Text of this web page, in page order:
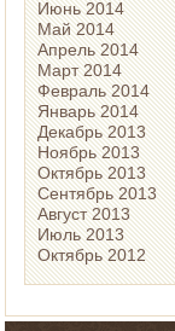
Июнь 2014
Май 2014
Апрель 2014
Март 2014
Февраль 2014
Январь 2014
Декабрь 2013
Ноябрь 2013
Октябрь 2013
Сентябрь 2013
Август 2013
Июль 2013
Октябрь 2012